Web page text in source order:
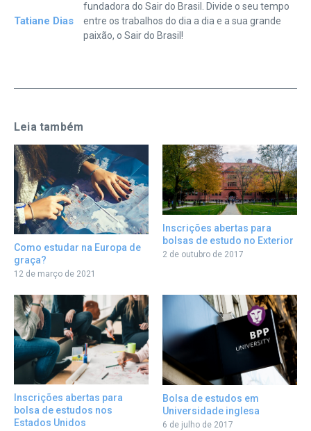
Tatiane Dias
fundadora do Sair do Brasil. Divide o seu tempo
entre os trabalhos do dia a dia e a sua grande
paixão, o Sair do Brasil!
Leia também
Como estudar na Europa de
graça?
12 de março de 2021
Inscrições abertas para
bolsas de estudo no Exterior
2 de outubro de 2017
Inscrições abertas para
bolsa de estudos nos
Estados Unidos
Bolsa de estudos em
Universidade inglesa
6 de julho de 2017